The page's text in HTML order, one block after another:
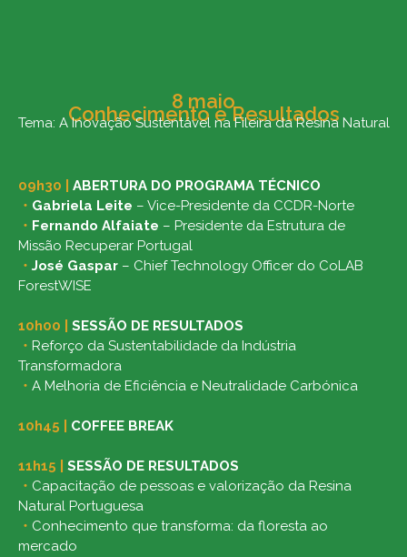
8 maio
Conhecimento e Resultados
Tema: A Inovação Sustentável na Fileira da Resina Natural
09h30
ABERTURA DO PROGRAMA TÉCNICO
・ Gabriela Leite – Vice-Presidente da CCDR-Norte
・ Fernando Alfaiate – Presidente da Estrutura de
Missão Recuperar Portugal
・ José Gaspar – Chief Technology Officer do CoLAB
ForestWISE
10h00
SESSÃO DE RESULTADOS
・ Reforço da Sustentabilidade da Indústria
Transformadora
・ A Melhoria de Eficiência e Neutralidade Carbónica
10h45 COFFEE BREAK
11h15
SESSÃO DE RESULTADOS
・ Capacitação de pessoas e valorização da Resina
Natural Portuguesa
・ Conhecimento que transforma: da floresta ao
mercado